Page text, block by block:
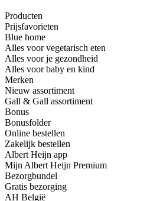
Producten
Prijsfavorieten
Blue home
Alles voor vegetarisch eten
Alles voor je gezondheid
Alles voor baby en kind
Merken
Nieuw assortiment
Gall & Gall assortiment
Bonus
Bonusfolder
Online bestellen
Zakelijk bestellen
Albert Heijn app
Mijn Albert Heijn Premium
Bezorgbundel
Gratis bezorging
AH België